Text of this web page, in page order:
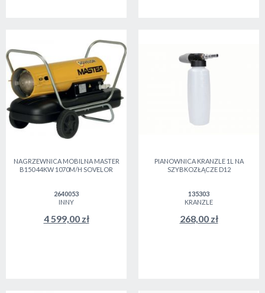
NAGRZEWNICA MOBILNA MASTER
B150 44KW 1070M/H SOVELOR
2640053
INNY
4 599,00 zł
PIANOWNICA KRANZLE 1L NA
SZYBKOZŁĄCZE D12
135303
KRANZLE
268,00 zł